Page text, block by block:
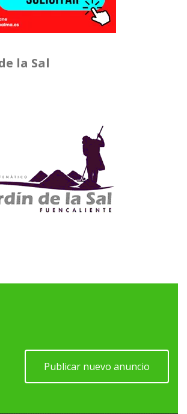
la Sal
Publicar nuevo anuncio